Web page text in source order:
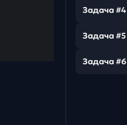
Задача #4
Задача #5
Задача #6